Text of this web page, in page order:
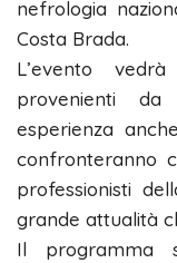
nefrologia
Costa Brada.
L’evento
provenienti
esperienza
confronteranno
professionisti
grande attualità
Il programma